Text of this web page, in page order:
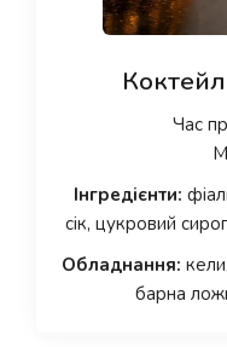
Час
Інгредієнти:
сік, цукровий
Обладнання:
барна